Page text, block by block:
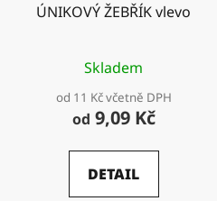
ÚNIKOVÝ ŽEBŘÍK vlevo
Skladem
od 11 Kč včetně DPH
od 9,09 Kč
DETAIL